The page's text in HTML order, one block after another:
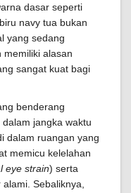
dasar seperti
navy tua bukan
yang sedang
memiliki alasan
sangat kuat bagi
benderang
jangka waktu
dalam ruangan yang
memicu kelelahan
eye strain) serta
Sebaliknya,